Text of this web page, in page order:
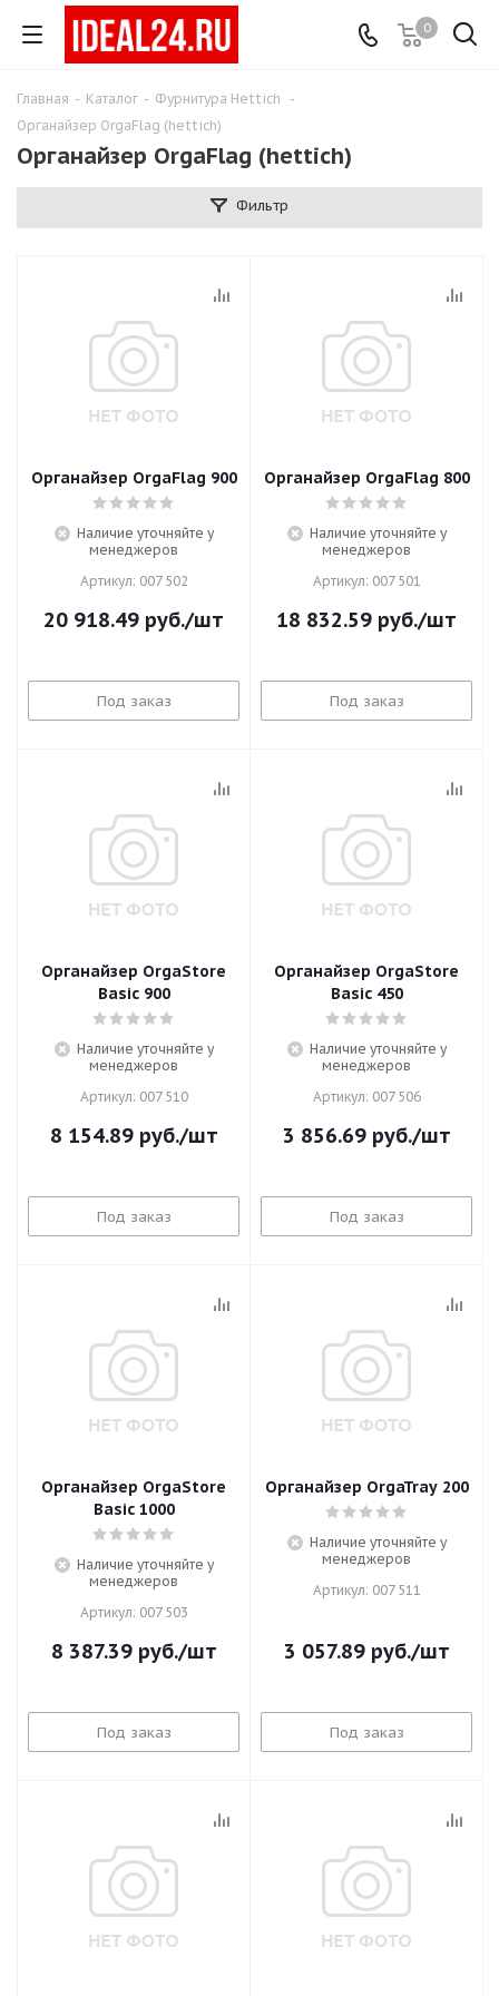
0
Главная - Каталог - Фурнитура Hettich
-
Органайзер OrgaFlag (hettich)
Органайзер OrgaFlag (hettich)
Фильтр
Органайзер OrgaFlag 900
Наличие уточняйте у
менеджеров
Артикул: 007 502
20 918.49 руб./шт
Под заказ
Органайзер OrgaFlag 800
Наличие уточняйте у
менеджеров
Артикул: 007 501
18 832.59 руб./шт
Под заказ
Органайзер OrgaStore
Basic 900
Наличие уточняйте у
менеджеров
Артикул: 007 510
8 154.89руб./шт
Под заказ
Органайзер OrgaStore
Basic 450
Наличие уточняйте у
менеджеров
Артикул: 007 506
3 856.69руб./шт
Под заказ
Органайзер OrgaStore
Basic 1000
Наличие уточняйте у
менеджеров
Артикул: 007 503
8 387.39руб./шт
Под заказ
Органайзер OrgaTray 200
Наличие уточняйте у
менеджеров
Артикул: 007 511
3 057.89руб./шт
Под заказ